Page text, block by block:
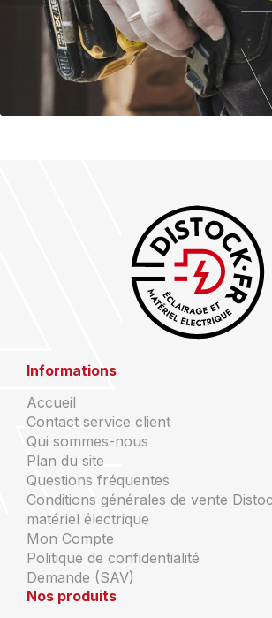
Informations
Accueil
Contact service client
Qui sommes-nous
Plan du site
Questions fréquentes
Conditions générales de vente
matériel électrique
Mon Compte
Politique de confidentialité
Demande (SAV)
Nos produits